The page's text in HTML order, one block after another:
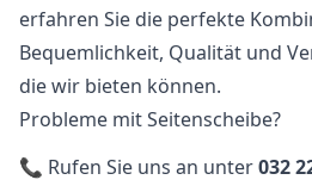
erfahren Sie die perfekte
Bequemlichkeit, Qualität und
die wir bieten können.
Probleme mit Seitenscheibe?
📞 Rufen Sie uns an unter032